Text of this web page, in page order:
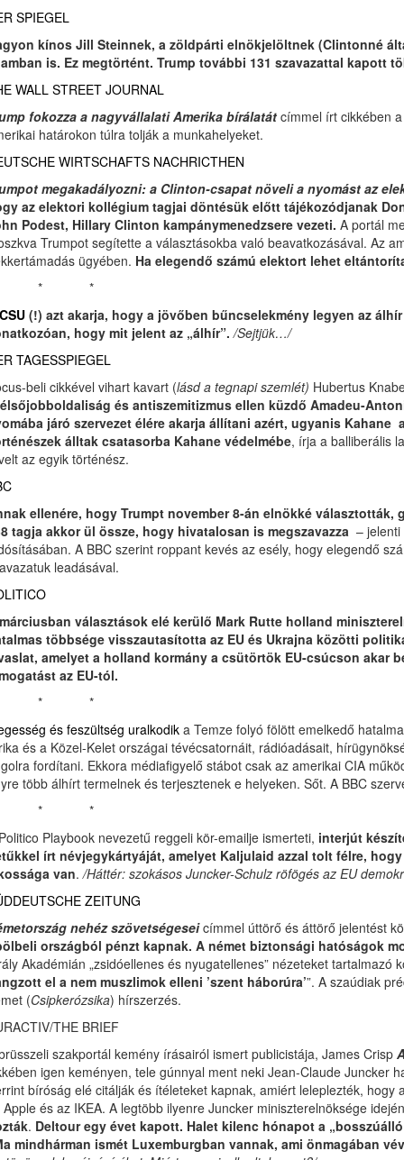
SPIEGEL
kínos Jill Steinnek, a zöldpárti elnökjelöltnek (Clintonné
is. Ez megtörtént. Trump további 131 szavazattal kapott
WALL STREET JOURNAL
fokozza a nagyvállalati Amerika bírálatát címmel írt cikkében
határokon túlra tolják a munkahelyeket.
WIRTSCHAFTS NACHRICTHEN
megakadályozni: a Clinton-csapat növeli a nyomást az
az elektori kollégium tagjai döntésük előtt tájékozódjanak
Podest, Hillary Clinton kampánymenedzsere vezeti. A portál
Trumpot segítette a választásokba való beavatkozásával. Az
ügyében. Ha elegendő számú elektort lehet
* *
(!) azt akarja, hogy a jövőben bűncselekmény legyen az
hogy mit jelent az „álhír”. /Sejtjük…/
TAGESSPIEGEL
beli cikkével vihart kavart (lásd a tegnapi szemlét) Hubertus
és antiszemitizmus ellen küzdő Amadeu-
járó szervezet élére akarja állítani azért, ugyanis
álltak csatasorba Kahane védelmébe, írja a balliberális
az egyik történész.
ellenére, hogy Trumpt november 8-án elnökké
tagja akkor ül össze, hogy hivatalosan is megszavazza –
A BBC szerint roppant kevés az esély, hogy elegendő
leadásával.
választások elé kerülő Mark Rutte holland
többsége visszautasította az EU és Ukrajna közötti
amelyet a holland kormány a csütörtök EU-csúcson akar
az EU-tól.
* *
és feszültség uralkodik a Temze folyó fölött emelkedő
és a Közel-Kelet országai tévécsatornáit, rádióadásait,
fordítani. Ekkora médiafigyelő stábot csak az amerikai CIA
több álhírt termelnek és terjesztenek e helyeken. Sőt. A BBC
* *
Playbook nevezetű reggeli kör-emailje ismerteti, interjút
írt névjegykártyáját, amelyet Kaljulaid azzal tolt félre,
van./Háttér: szokásos Juncker-Schulz röfögés az EU
ZEITUNG
nehéz szövetségeseicímmel úttörő és áttörő jelentést
országból pénzt kapnak. A német biztonsági hatóságok
Akadémián „zsidóellenes és nyugatellenes” nézeteket tartalmazó
el a nem muszlimok elleni ’szent háborúra’”. A szaúdiak
(Csipkerózsika) hírszerzés.
THE BRIEF
szakportál kemény írásairól ismert publicistája, James Crisp
igen keményen, tele gúnnyal ment neki Jean-Claude Juncker
bíróság elé citálják és ítéleteket kapnak, amiért leleplezték,
Apple és az IKEA. A legtöbb ilyenre Juncker miniszterelnöksége
. Deltour egy évet kapott. Halet kilenc hónapot a
mindhárman ismét Luxemburgban vannak, ami önmagában